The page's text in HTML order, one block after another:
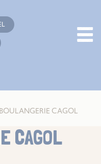
BOULANGERIE CAGOL
CAGOL